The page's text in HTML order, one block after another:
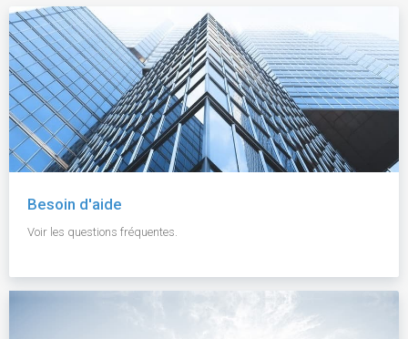
Besoin d'aide
Voir les questions fréquentes.